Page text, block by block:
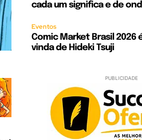
cada um significa e de
Eventos
Comic Market Brasil 2026
vinda de Hideki Tsuji
PUBLICIDADE